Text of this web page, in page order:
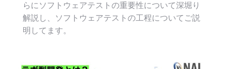
らにソフトウェアテストの重要性について深堀り
解説し、ソフトウェアテストの工程についてご説
明してます。